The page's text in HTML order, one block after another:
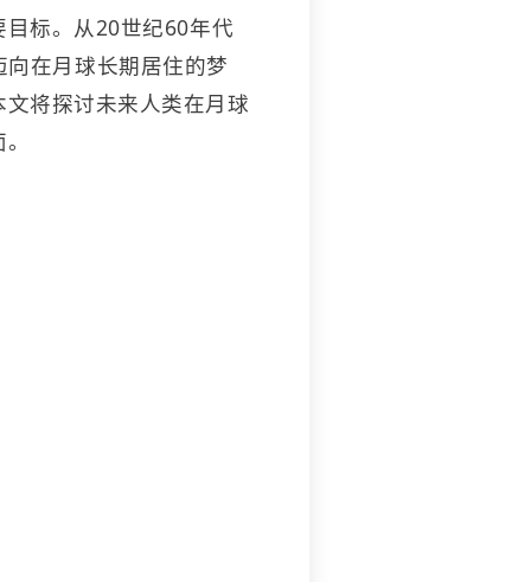
标。从20世纪60年代
在月球长期居住的梦
将探讨未来人类在月球